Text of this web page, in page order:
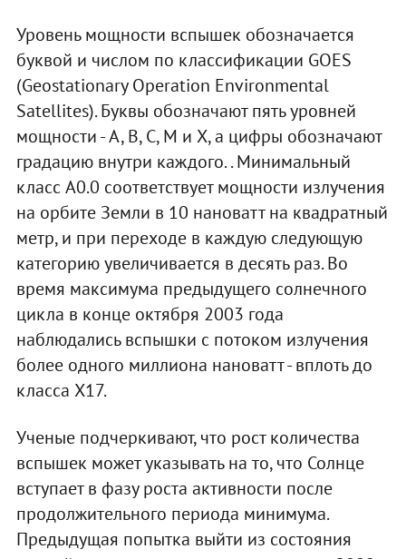
Уровень мощности вспышек обозначается
буквой и числом по классификации GOES
(Geostationary Operation Environmental
Satellites). Буквы обозначают пять уровней
мощности - A, B, C, M и X, а цифры обозначают
градацию внутри каждого. . Минимальный
класс A0.0 соответствует мощности излучения
на орбите Земли в 10 нановатт на квадратный
метр, и при переходе в каждую следующую
категорию увеличивается в десять раз. Во
время максимума предыдущего солнечного
цикла в конце октября 2003 года
наблюдались вспышки с потоком излучения
более одного миллиона нановатт - вплоть до
класса X17.
Ученые подчеркивают, что рост количества
вспышек может указывать на то, что Солнце
вступает в фазу роста активности после
продолжительного периода минимума.
Предыдущая попытка выйти из состояния